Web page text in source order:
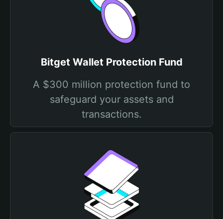
Bitget Wallet Protection Fund
A $300 million protection fund to
safeguard your assets and
transactions.